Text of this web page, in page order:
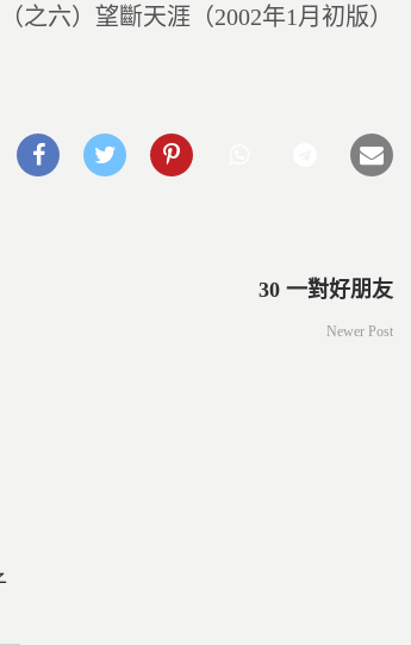
之六）望斷天涯（2002年1月初版）
30 一對好朋友
Newer Post